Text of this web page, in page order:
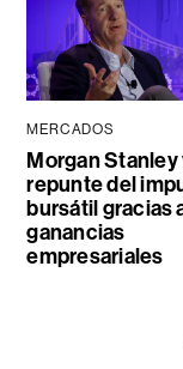
MERCADOS
Morgan Stanley
repunte del
bursátil gracias
ganancias
empresariales